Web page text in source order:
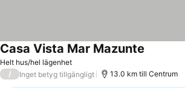
Helt hus/hel lägenhet
Casa Vista Mar Mazunte
/ Inget betyg tillgängligt 13.0 km till Centrum